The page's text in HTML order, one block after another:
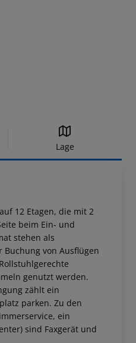
Lage
12 Etagen, die mit 2
beim Ein- und
stehen als
Buchung von Ausflügen
genutzt werden.
zählt ein
parken. Zu den
ein
sind Faxgerät und